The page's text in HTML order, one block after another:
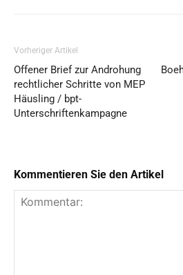
Vorheriger Artikel
Offener Brief zur Androhung
rechtlicher Schritte von MEP
Häusling / bpt-
Unterschriftenkampagne
Kommentieren Sie den Artikel